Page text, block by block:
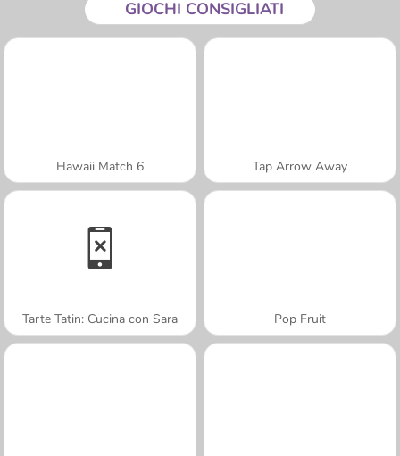
GIOCHI CONSIGLIATI
Hawaii Match 6 Tap Arrow Away
Tarte Tatin: Cucina con Sara Pop Fruit